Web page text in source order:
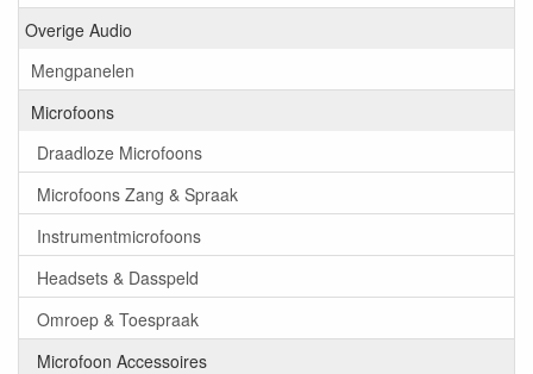
Overige Audio
Mengpanelen
Microfoons
Draadloze Microfoons
Microfoons Zang & Spraak
Instrumentmicrofoons
Headsets & Dasspeld
Omroep & Toespraak
Microfoon Accessoires